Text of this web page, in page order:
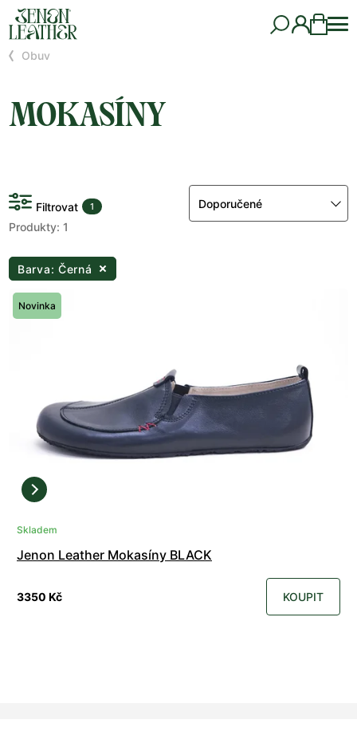
Obuv
MOKASÍNY
Filtrovat 1
Produkty: 1
Doporučené
Barva: Černá
Novinka
Skladem
Jenon Leather Mokasíny BLACK
3350 Kč KOUPIT